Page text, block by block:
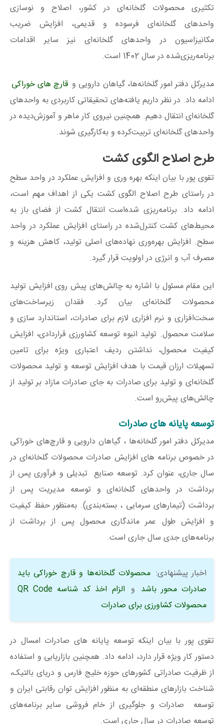
تکثیری محصولات گلخانه‌ای در کشور، اصلاح و نوسازی
واحدهای گلخانه‌ای فرسوده و قدیمی، افزایش ضریب
مکانیزاسیون در واحدهای گلخانه‌ای نیز سایر اقدامات
برنامه‌ریزی‌شده در سال 1402 است.
مدیرکل دفتر امور گلخانه‌ها، گیاهان دارویی و قارچ‌ های خوراکی
ادامه داد. در نظر داریم یافته‌های تحقیقاتی کاربردی به واحدهای
گلخانه‌ای انتقال دهیم. همچنین نیروی کار ماهر و آموزش‌دیده در
واحدهای گلخانه‌ای تربیت‌کرده و به‌کارگیری شوند.
طرح اصلاح الگوی کشت
تقوی پور با بیان اینکه بهره‌ وری و افزایش عملکرد در واحد سطح
در راستای طرح اصلاح الگوی کشت یکی از اهداف مهم است،
ادامه داد. برنامه‌ریزی شده‌است انتقال کشت از فضای باز به
محیط‌های کشت کنترل‌شده در راستای افزایش عملکرد در واحد
سطح. افزایش بهره‌‌وری نهاده‌های اصلی تولید، کاهش هزینه و
مصرف آب و انرژی در اولویت قرار گیرد.
این مقام مسئول با اشاره به چالش‌های پیش روی افزایش تولید
محصولات گلخانه‌ای بیان کرد. فقدان زیرساخت‌های
سخت‌افزاری و نرم افزاری لازم برای صادرات، استاندارد سازی و
سلامت محصول. تولید انبوه توسعه کشاورزی قراردادی، افزایش
کیفیت محصول، نداشتن ردیف اعتباری ویژه برای تامین
تسهیلات ارزان قیمت با هدف افزایش توسعه و تولید محصولات
گلخانه‌ای و تولید برای صادرات به جای صادرات مازاد بر تولید از
چالش‌های پیش‌رو است.
توسعه پایانه های صادرات
مدیرکل دفتر امور گلخانه‌ها ، گیاهان دارویی و قارچ‌های خوراکی
در خصوص برنامه های افزایش صادرات محصولات گلخانه‌ای در
سال جاری، عنوان کرد. توسعه صنایع تبدیلی و فرآوری پس از
برداشت در واحدهای گلخانه‌ای و توسعه مدیریت پس از
برداشت (تیمارهای سرمایی ، بسته‌بندی). به‌منظور حفظ کیفیت
و افزایش طول عمر ماندگاری محصول پس از برداشت از
برنامه‌های جدی سال جاری است.
اخبار پیشنهادی: محصولات گلخانه‌ها و قارچ خوراکی باید
صادرات محور باشد و
الزام اخذ کد شناسه QR Code
محصولات کشاورزی برای صادرات
تقوی پور با بیان اینکه توسعه پایانه های صادرات امسال در
دستور کار ویژه قرار دارد، ادامه داد. همچنین بازاریابی و استفاده
از ظرفیت صادراتی کشورهای حوزه خلیج فارس و دریای بالتیک،
شناخت بازارهای منطقه‌ای به منظور افزایش توان رقابتی ایران و
توسعه صادرات و جلوگیری از خام فروشی سایر برنامه‌های
توسعه صادرات در سال جاری است.